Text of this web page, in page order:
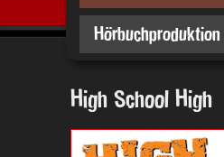
Hörbuchproduktion
High School